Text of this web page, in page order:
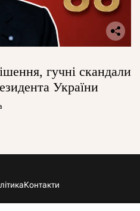
гучні скандали
України
Контакти